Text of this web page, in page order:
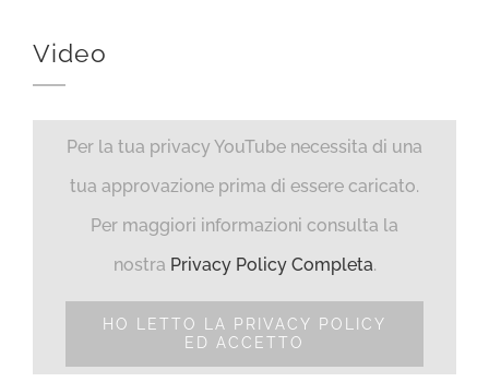
Video
Per la tua privacy YouTube necessita di una
tua approvazione prima di essere caricato.
Per maggiori informazioni consulta la
nostra Privacy Policy Completa.
HO LETTO LA PRIVACY POLICY
ED ACCETTO